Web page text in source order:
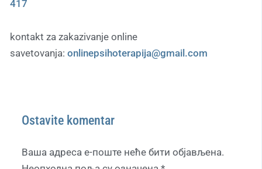
417
kontakt za zakazivanje online
savetovanja: onlinepsihoterapija@gmail.com
Ostavite komentar
Ваша адреса е-поште неће бити објављена.